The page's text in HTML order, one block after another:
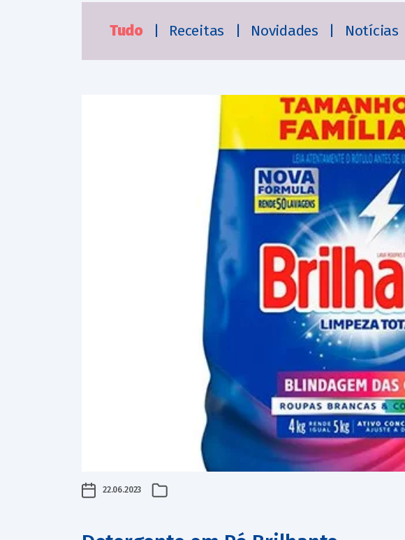
Tudo | Receitas | Novidades | Notícias
22.06.2023